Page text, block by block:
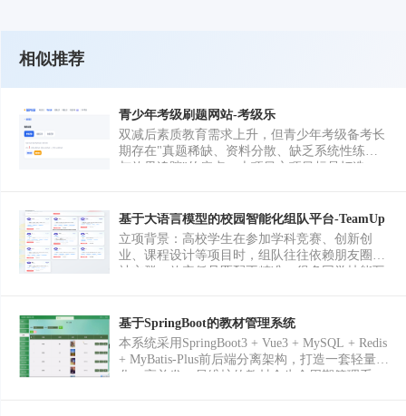
相似推荐
青少年考级刷题网站-考级乐
双减后素质教育需求上升，但青少年考级备考长
期存在"真题稀缺、资料分散、缺乏系统性练习
与效果追踪"的痛点。本项目立项目标是打造一
（1–8 级），后续可向音乐、美术等考级品类扩
展。核心功能包括：依据官方大纲构建的分级知
识点题库、支持选择/判断/编程题的智能刷题与
章节练习、还原真实考试规则的全真模拟考试、
课程大纲与宣传海报/PDF 的一键导出。用户路
径为：注册后选择目标考级→进行水平测评→按
推荐路径刷题/模拟考→查看错题与能力报告→导
出备考资料；家长可通过微信小程序同步查看学
基于大语言模型的校园智能化组队平台-TeamUp
立项背景：高校学生在参加学科竞赛、创新创
业、课程设计等项目时，组队往往依赖朋友圈和
社交群，效率低且匹配不精准。很多同学技能互
心功能模块： 1.智能匹配推荐：基于多维度加权
算法（技能匹配 35%、综合评分 25%、专业匹配
25%、活跃度 15%），技能匹配区分 Jaccard 相
似度和互补度（互补权重 0.6 > 相似权重 0.4，因
基于SpringBoot的教材管理系统
本系统采用SpringBoot3 + Vue3 + MySQL + Redis
+ MyBatis-Plus前后端分离架构，打造一套轻量
化、高并发、易维护的教材全生命周期管理系